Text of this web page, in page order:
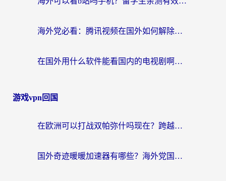
海外党必看：腾讯视频在国外如何解除地域限制？附优酷咪咕使用指南
在国外用什么软件能看国内的电视剧啊？留学生亲测有效的回国加速方案
游戏vpn回国
在欧洲可以打战双帕弥什吗现在？跨越延迟墙的实战指南
国外奇迹暖暖加速器有哪些？海外党国服游戏畅玩终极指南（附亲测推荐）